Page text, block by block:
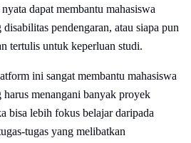
dapat membantu mahasiswa
pendengaran, atau siapa pun
tertulis untuk keperluan studi.
ini sangat membantu mahasiswa
menangani banyak proyek
bisa lebih fokus belajar daripada
tugas yang melibatkan